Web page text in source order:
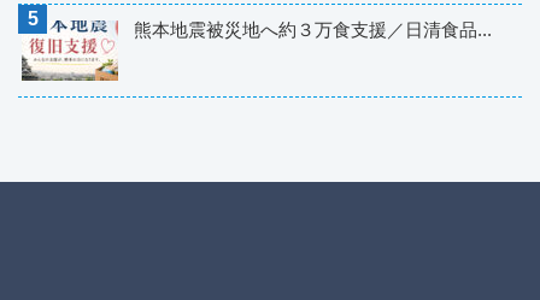
熊本地震被災地へ約３万食支援／日清食品...